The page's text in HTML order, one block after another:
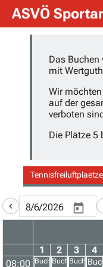
ASVÖ
Das Buchen
mit
Wir
auf der
verboten
Die Plätze 5
Tennisfreiluftplaetze
1
2 3 4
08:00
BuchungBuchungBuchung